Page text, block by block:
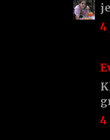
4
4